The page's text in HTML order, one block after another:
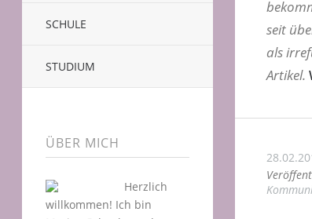
SCHULE
STUDIUM
ÜBER MICH
Herzlich
willkommen! Ich bin
seit
als
Artikel.